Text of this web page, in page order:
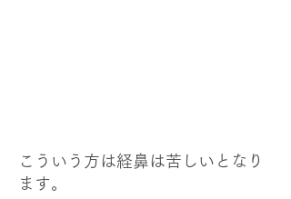
こういう方は経鼻は苦しいとなり
ます。